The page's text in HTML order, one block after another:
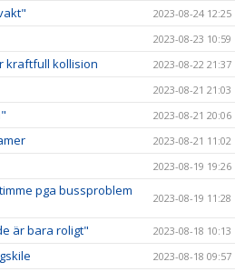
2023-08-24 12:25
2023-08-23 10:59
kraftfull kollision 2023-08-22 21:37
2023-08-21 21:03
2023-08-21 20:06
2023-08-21 11:02
2023-08-19 19:26
pga bussproblem
2023-08-19 11:28
är bara roligt" 2023-08-18 10:13
2023-08-18 09:57